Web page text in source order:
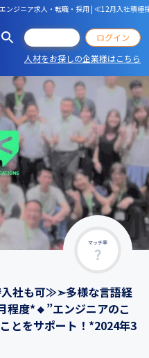
ンジニア求人・転職・採用 | ≪12月入社積
ログイン
人材をお探しの企業様はこちら
マッチ率
社も可≫➣多様な言語経
程度*🔸”エンジニアのこ
とをサポート！*2024年3